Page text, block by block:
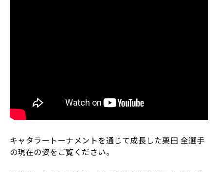
キャタラートーナメントを通じて成長した栗田 全選手
の現在の姿をご覧ください。